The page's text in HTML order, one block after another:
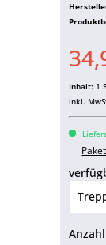
Inhalt: 1
inkl.